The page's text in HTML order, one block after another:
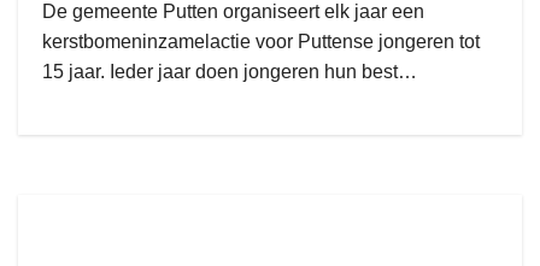
De gemeente Putten organiseert elk jaar een
kerstbomeninzamelactie voor Puttense jongeren tot
15 jaar. Ieder jaar doen jongeren hun best…